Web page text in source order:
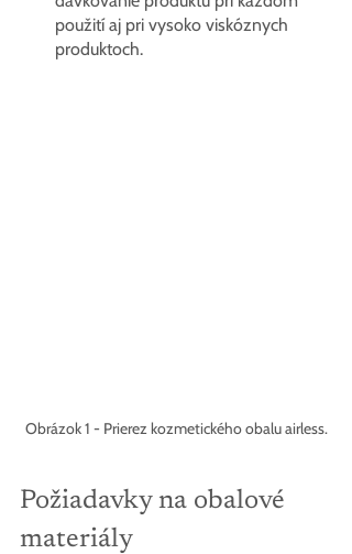
použití aj pri vysoko viskóznych
produktoch.
Obrázok 1 - Prierez kozmetického obalu airless.
Požiadavky na obalové
materiály